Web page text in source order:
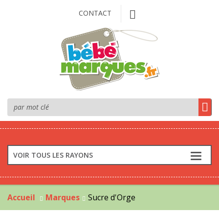
CONTACT
VOIR TOUS LES RAYONS
Accueil Marques Sucre d'Orge